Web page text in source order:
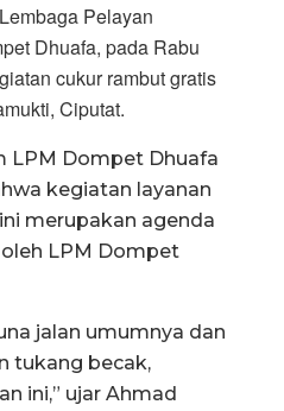
Pelayan
Dhuafa, pada Rabu
cukur rambut gratis
Ciputat.
LPM Dompet Dhuafa
kegiatan layanan
merupakan agenda
LPM Dompet
jalan umumnya dan
tukang becak,
ini,” ujar Ahmad